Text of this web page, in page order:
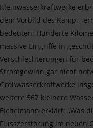
Kleinwasserkraftwerke
dem Vorbild des Kamp,
bedeuten: Hunderte
massive Eingriffe in
Verschlechterungen für
Stromgewinn gar nicht
Großwasserkraftwerke
weitere 567 kleinere
Eichelmann erklärt: „Was
Flusszerstörung im neuen